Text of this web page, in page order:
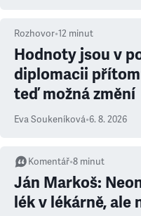
Rozhovor•12 minut
Hodnoty jsou v
diplomacii
teď možná změní
Eva Soukeníková•6. 8. 2026
Komentář•8 minut
Ján Markoš:
lék v lékárně, ale